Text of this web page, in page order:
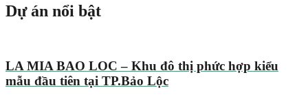
Dự án nổi bật
LA MIA BAO LOC – Khu đô thị phức hợp kiểu
mẫu đầu tiên tại TP.Bảo Lộc